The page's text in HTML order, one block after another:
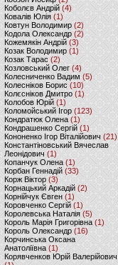
Коболєв Андрій (4)
Ковалів Юлія(1)
Ковтун Володимир (2)
Кодола Олександр (2)
Кожемякін Андрій (3)
Козак Володимир (1)
Козак Тарас (2)
Козловський Олег(4)
Колесниченко Вадим (5)
Колесніков Борис (10)
Колєсніков Дмитро (1)
Колобов Юрій (1)
Коломойський Ігор (123)
Кондратюк Олена(1)
Кондрашенко Сергій (1)
Кононенко Ігор Віталійович (21)
Константіновський Вячеслав
Леонідович (1)
Копанчук Олена (1)
Корбан Геннадій (33)
Корж Віктор (3)
Корнацький Аркадій (2)
Корнійчук Євген (1)
Коровченко Сергій (1)
Королевська Наталія(5)
Король Марія Григорівна (1)
Король Олександр (16)
Корчинська Оксана
Анатоліївна (1)
Корявченков Юрій Валерійович